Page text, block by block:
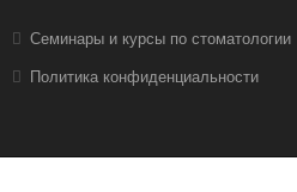
Семинары и курсы по стоматологии
Политика конфиденциальности